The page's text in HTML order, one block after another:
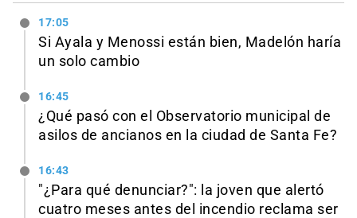
17:05
Si Ayala y Menossi están bien, Madelón haría
un solo cambio
16:45
¿Qué pasó con el Observatorio municipal de
asilos de ancianos en la ciudad de Santa Fe?
16:43
"¿Para qué denunciar?": la joven que alertó
cuatro meses antes del incendio reclama ser